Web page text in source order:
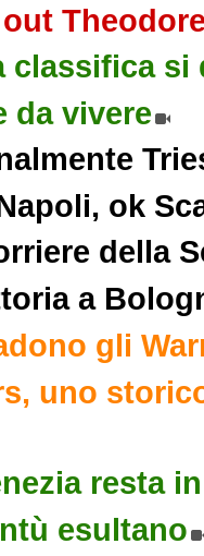
classifica si
da vivere
ok
della
a
gli
uno
resta
esultano